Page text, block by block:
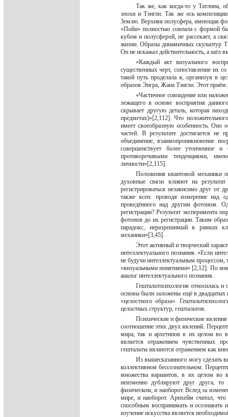
Так же, как когда-то у Татлина,
эпохи и Тэнгли. Так же ось
Землю. Верхняя полусфера, имеющая
«Пойи» полностью совпала с формой
кубом и полусферой, не рассекает, а
жизни. Образы динамичных скульптур
Он не искажал действительность, а шёл
«Каждый акт визуального
существенных черт, сопоставление их
такой путь проделала я, организуя в
образов Энгра, Жана Тэнгли. Этот
«Частичное совпадение или
лежащего в основе восприятия
скрывает другую деталь, которая
предметах)»[2,112]. Что
имеет своеобразную особенность. Оно
частей. В результате достигается
объединение, взаимопроникновение
совершенствует более утонченное
противоречивыми тенденциями,
личности»[2,115].
Положения квантовой механики
духовные связи влияют на
регистрироваться независимо друг от
также ясен: проводя измерение над
проведённого над другим фотоном.
регистрации? Результат эксперимента
фотонов до их регистрации. Таким
парадокс, неразрешимый в рамках
механики»[3,45].
Этот активный и творческий
интеллектуального познания. «Если
не будучи интеллектуальным
«визуальными понятиями» [2,12]. По
аналог интеллектуального познания.
Гештальтпсихология относилась
основы были заложены ещё в двадцатых
«целостного образа».
целостных структур, гештальтов.
Психические и физические
соотношение этих двух явлений.
мира, так и архетипов в их целом во
является отражением чувственных
гештальты являются отражением как
Из вышесказанного могу сделать
коллективном бессознательном.
множества вариантов, в их целом во
неизменно дублируют друг друга,
физическом, и наоборот. Вслед за
мире, и наоборот. Арнхейм считал, что
способным воспринимать и осознавать
изучение искусства является